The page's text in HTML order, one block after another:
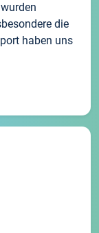
die
haben uns